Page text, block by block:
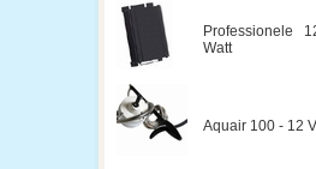
Professionele
Watt
Aquair 100 - 12